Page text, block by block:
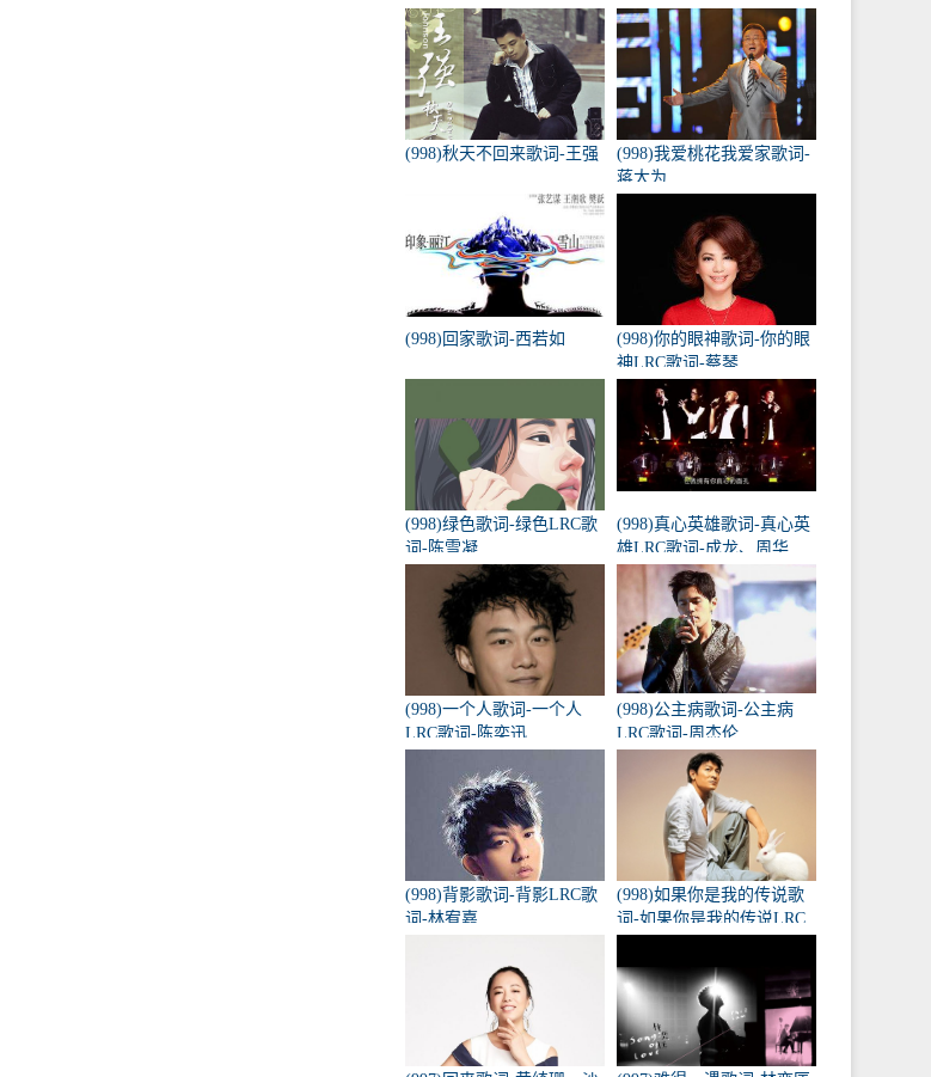
(998)秋天不回来歌词-王强
(998)我爱桃花我爱家歌词-
蒋大为
(998)回家歌词-西若如
(998)你的眼神歌词-你的眼
神LRC歌词-蔡琴
(998)绿色歌词-绿色LRC歌
词-陈雪凝
(998)真心英雄歌词-真心英
雄LRC歌词-成龙、周华
健、黄耀明、李宗盛
(998)一个人歌词-一个人
LRC歌词-陈奕迅
(998)公主病歌词-公主病
LRC歌词-周杰伦
(998)背影歌词-背影LRC歌
词-林宥嘉
(998)如果你是我的传说歌
词-如果你是我的传说LRC